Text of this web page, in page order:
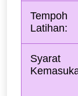
Tempoh
Latihan: